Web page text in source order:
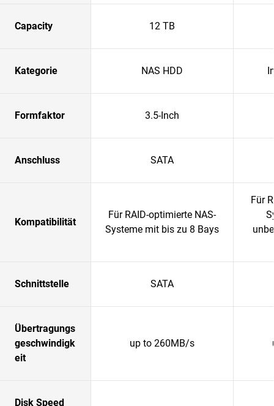
Capacity 12 TB
Kategorie NAS HDD
Formfaktor 3.5-Inch
Anschluss SATA
Kompatibilität
Für RAID-optimierte NAS-
Systeme mit bis zu 8 Bays
Für
Schnittstelle SATA
Übertragungs
geschwindigk
eit
up to 260MB/s
Disk Speed